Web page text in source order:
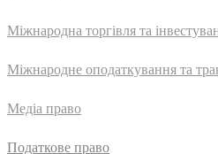
Міжнародна торгівля та
Міжнародне оподаткування та
Медіа право
Податкове право